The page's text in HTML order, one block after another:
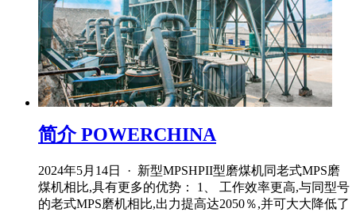
简介 POWERCHINA
2024年5月14日 · 新型MPSHPII型磨煤机同老式MPS磨
煤机相比,具有更多的优势： 1、 工作效率更高,与同型号
的老式MPS磨机相比,出力提高达2050％,并可大大降低了